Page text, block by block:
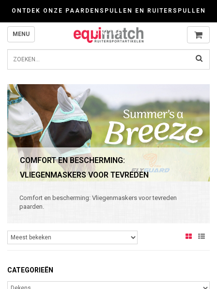
ONTDEK ONZE PAARDENSPULLEN EN RUITERSPULLEN
ONLINE
MENU
COMFORT EN BESCHERMING:
VLIEGENMASKERS VOOR TEVREDEN
Comfort en bescherming: Vliegenmaskers voor tevreden
paarden.
CATEGORIEËN
Wij werken zorgvuldig met cookies. Kijk gerust voor meer informatie op onze